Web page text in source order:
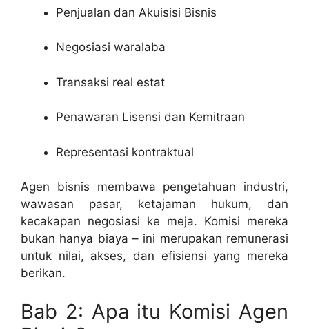
Penjualan dan Akuisisi Bisnis
Negosiasi waralaba
Transaksi real estat
Penawaran Lisensi dan Kemitraan
Representasi kontraktual
Agen bisnis membawa pengetahuan industri,
wawasan pasar, ketajaman hukum, dan
kecakapan negosiasi ke meja. Komisi mereka
bukan hanya biaya – ini merupakan remunerasi
untuk nilai, akses, dan efisiensi yang mereka
berikan.
Bab 2: Apa itu Komisi Agen